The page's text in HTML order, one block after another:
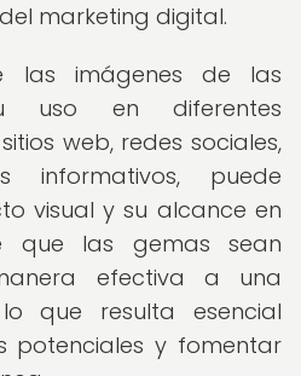
marketing digital.
las imágenes de las
uso en diferentes
web, redes sociales,
informativos, puede
visual y su alcance en
que las gemas sean
efectiva a una
que resulta esencial
potenciales y fomentar